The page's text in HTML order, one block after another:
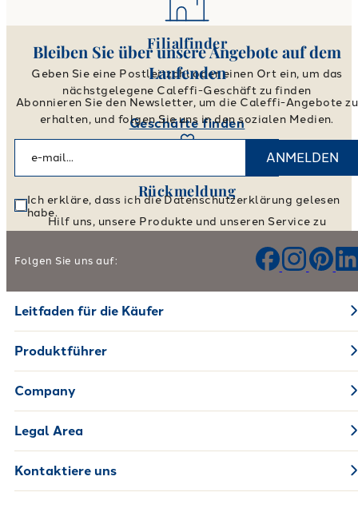
Filialfinder
Geben Sie eine Postleitzahl oder einen Ort ein, um das
nächstgelegene Caleffi-Geschäft zu finden
Geschäfte finden
Rückmeldung
Hilf uns, unsere Produkte und unseren Service zu
Hinterlassen Sie Ihr Feedback
Bleiben Sie über unsere Angebote auf dem
Laufenden
Abonnieren Sie den Newsletter, um die Caleffi-Angebote zu
erhalten, und folgen Sie uns in den sozialen Medien.
ANMELDEN
Ich erkläre, dass ich die Datenschutzerklärung gelesen
habe.
Folgen Sie uns auf:
Leitfaden für die Käufer
Produktführer
Company
Legal Area
Kontaktiere uns